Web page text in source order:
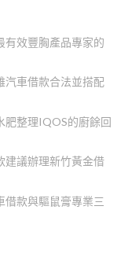
有效豐胸產品專家的
汽車借款合法並搭配
肥整理IQOS的廚餘回
建議辦理新竹黃金借
借款與驅鼠膏專業三